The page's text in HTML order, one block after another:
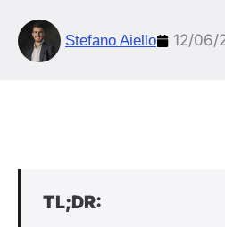
Stefano Aiello 12/06/
TL;DR: